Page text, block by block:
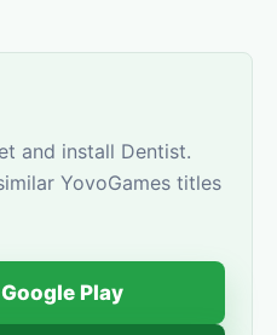
and install Dentist.
YovoGames titles
Play